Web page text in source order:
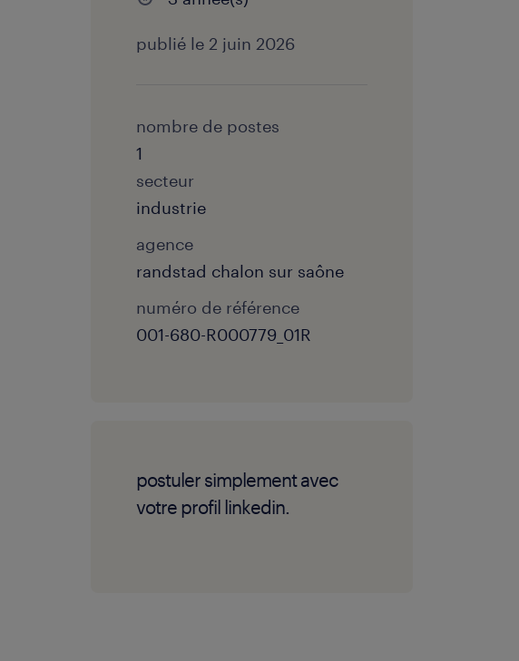
publié le 2 juin 2026
nombre de postes
1
secteur
industrie
agence
randstad chalon sur saône
numéro de référence
001-680-R000779_01R
postuler simplement avec
votre profil linkedin.